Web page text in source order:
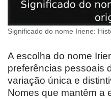
Significado do nome Iriene:
A escolha do nome
preferências pessoais
variação única e
Nomes que mantêm a